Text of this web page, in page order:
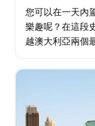
您可以在一天內
樂趣呢？在這段
越澳大利亞兩個
久的淘金小鎮。